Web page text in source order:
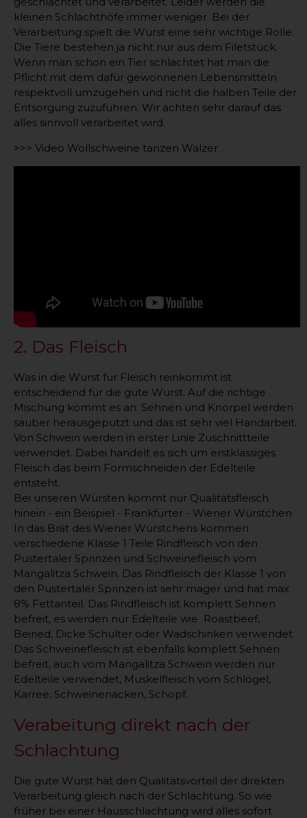
kleinen Schlachthöfe immer weniger. Bei der
Verarbeitung spielt die Wurst eine sehr wichtige Rolle.
Die Tiere bestehen ja nicht nur aus dem Filetstück.
Wenn man schon ein Tier schlachtet hat man die
Pflicht mit dem dafür gewonnenen Lebensmitteln
respektvoll umzugehen und nicht die halben Teile der
Entsorgung zuzuführen. Wir achten sehr darauf das
alles sinnvoll verarbeitet wird.
>>> Video Wollschweine tanzen Walzer
2. Das Fleisch
Was in die Wurst für Fleisch reinkommt ist
entscheidend für die gute Wurst. Auf die richtige
Mischung kommt es an. Sehnen und Knorpel werden
sauber herausgeputzt und das ist sehr viel Handarbeit.
Von Schwein werden in erster Linie Zuschnittteile
verwendet. Dabei handelt es sich um erstklassiges
Fleisch das beim Formschneiden der Edelteile
entsteht.
Bei unseren Würsten kommt nur Qualitätsfleisch
hinein - ein Beispiel - Frankfurter - Wiener Würstchen
In das Brät des Wiener Würstchens kommen
verschiedene Klasse 1 Teile Rindfleisch von den
Pustertaler Sprinzen und Schweinefleisch vom
Mangalitza Schwein. Das Rindfleisch der Klasse 1 von
den Pustertaler Sprinzen ist sehr mager und hat max
8% Fettanteil. Das Rindfleisch ist komplett Sehnen
befreit, es werden nur Edelteile wie Roastbeef,
Beiried, Dicke Schulter oder Wadschinken verwendet.
Das Schweinefleisch ist ebenfalls komplett Sehnen
befreit, auch vom Mangalitza Schwein werden nur
Edelteile verwendet, Muskelfleisch vom Schlögel,
Karree, Schweinenacken, Schopf.
Verabeitung direkt nach der
Schlachtung
Die gute Wurst hat den Qualitätsvorteil der direkten
Verarbeitung gleich nach der Schlachtung. So wie
früher bei einer Hausschlachtung wird alles sofort